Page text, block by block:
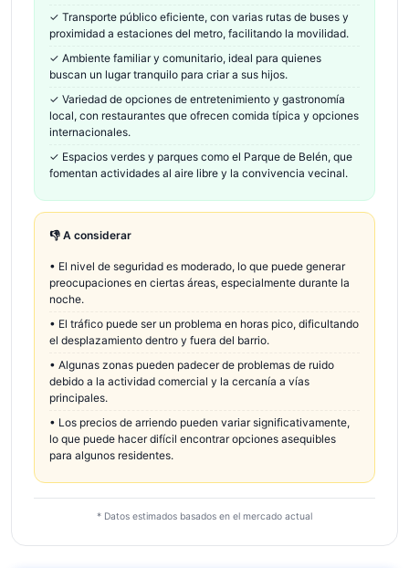
✓ Transporte público eficiente, con varias rutas de buses y
proximidad a estaciones del metro, facilitando la movilidad.
✓ Ambiente familiar y comunitario, ideal para quienes
buscan un lugar tranquilo para criar a sus hijos.
✓ Variedad de opciones de entretenimiento y gastronomía
local, con restaurantes que ofrecen comida típica y opciones
internacionales.
✓ Espacios verdes y parques como el Parque de Belén, que
fomentan actividades al aire libre y la convivencia vecinal.
👎 A considerar
• El nivel de seguridad es moderado, lo que puede generar
preocupaciones en ciertas áreas, especialmente durante la
noche.
• El tráfico puede ser un problema en horas pico, dificultando
el desplazamiento dentro y fuera del barrio.
• Algunas zonas pueden padecer de problemas de ruido
debido a la actividad comercial y la cercanía a vías
principales.
• Los precios de arriendo pueden variar significativamente,
lo que puede hacer difícil encontrar opciones asequibles
para algunos residentes.
* Datos estimados basados en el mercado actual